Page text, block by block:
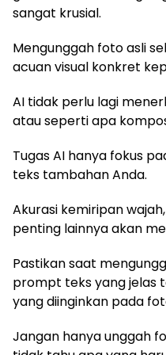
sangat krusial.
Mengunggah foto asli
acuan visual konkret
AI tidak perlu lagi
atau seperti apa
Tugas AI hanya fokus
teks tambahan Anda.
Akurasi kemiripan
penting lainnya akan
Pastikan saat
prompt teks yang jelas
yang diinginkan pada
Jangan hanya unggah